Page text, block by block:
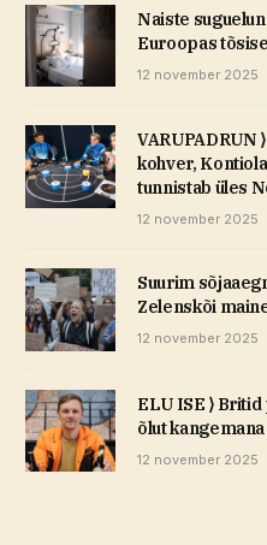
Naiste
Euroopas
12 november 2025
VARUPADRUN
kohver,
tunnistab üles
12 november 2025
Suurim
Zelenskõi
12 november 2025
ELU ISE ⟩
õlut
12 november 2025